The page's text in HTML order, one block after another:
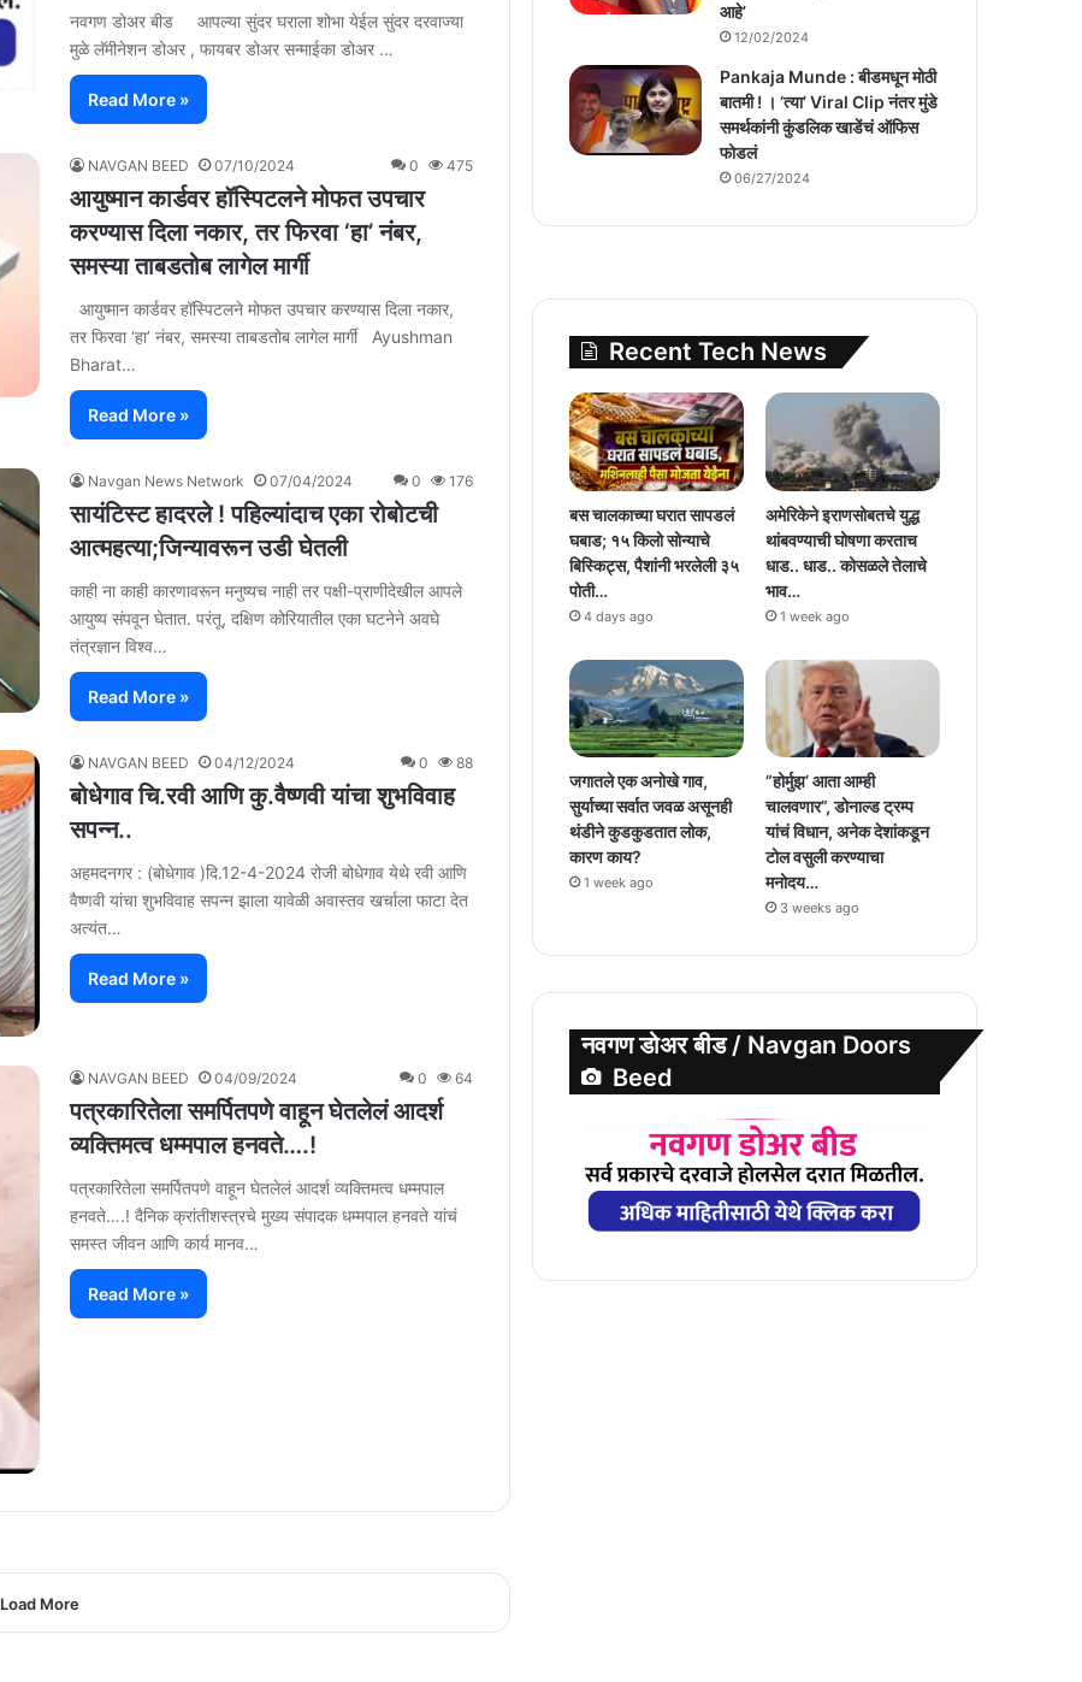
नवगण डोअर बीड आपल्या सुंदर घराला शोभा येईल सुंदर दरवाज्या
मुळे लॅमीनेशन डोअर , फायबर डोअर सन्माईका डोअर …
Read More »
NAVGAN BEED 07/10/2024 0 475
आयुष्मान कार्डवर हॉस्पिटलने मोफत उपचार
करण्यास दिला नकार, तर फिरवा ‘हा’ नंबर,
समस्या ताबडतोब लागेल मार्गी
आयुष्मान कार्डवर हॉस्पिटलने मोफत उपचार करण्यास दिला नकार,
तर फिरवा ‘हा’ नंबर, समस्‍या ताबडतोब लागेल मार्गी Ayushman
Bharat…
Read More »
Navgan News Network 07/04/2024 0 176
सायंटिस्ट हादरले ! पहिल्यांदाच एका रोबोटची
आत्महत्या;जिन्यावरून उडी घेतली
काही ना काही कारणावरून मनुष्यच नाही तर पक्षी-प्राणीदेखील आपले
आयुष्य संपवून घेतात. परंतू, दक्षिण कोरियातील एका घटनेने अवघे
तंत्रज्ञान विश्व…
Read More »
NAVGAN BEED 04/12/2024 0 88
बोधेगाव चि.रवी आणि कु.वैष्णवी यांचा शुभविवाह
सपन्न..
अहमदनगर : (बोधेगाव )दि.12-4-2024 रोजी बोधेगाव येथे रवी आणि
वैष्णवी यांचा शुभविवाह सपन्न झाला यावेळी अवास्तव खर्चाला फाटा देत
अत्यंत…
Read More »
NAVGAN BEED 04/09/2024 0 64
पत्रकारितेला समर्पितपणे वाहून घेतलेलं आदर्श
व्यक्तिमत्व धम्मपाल हनवते….!
पत्रकारितेला समर्पितपणे वाहून घेतलेलं आदर्श व्यक्तिमत्व धम्मपाल
हनवते….! दैनिक क्रांतीशस्त्रचे मुख्य संपादक धम्मपाल हनवते यांचं
समस्त जीवन आणि कार्य मानव…
Read More »
Load More
आहे’
12/02/2024
Pankaja Munde : बीडमधून मोठी
बातमी ! । ‘त्या’ Viral Clip नंतर मुंडे
समर्थकांनी कुंडलिक खाडेंचं ऑफिस
फोडलं
06/27/2024
Recent Tech News
बस चालकाच्या घरात सापडलं
घबाड; १५ किलो सोन्याचे
बिस्किट्स, पैशांनी भरलेली ३५
पोती…
4 days ago
अमेरिकेने इराणसोबतचे युद्ध
थांबवण्याची घोषणा करताच
धाड.. धाड.. कोसळले तेलाचे
भाव…
1 week ago
जगातले एक अनोखे गाव,
सुर्याच्या सर्वात जवळ असूनही
थंडीने कुडकुडतात लोक,
कारण काय?
1 week ago
”होर्मुझ’ आता आम्ही
चालवणार”, डोनाल्ड ट्रम्प
यांचं विधान, अनेक देशांकडून
टोल वसुली करण्याचा
मनोदय…
3 weeks ago
नवगण डोअर बीड / Navgan Doors
Beed